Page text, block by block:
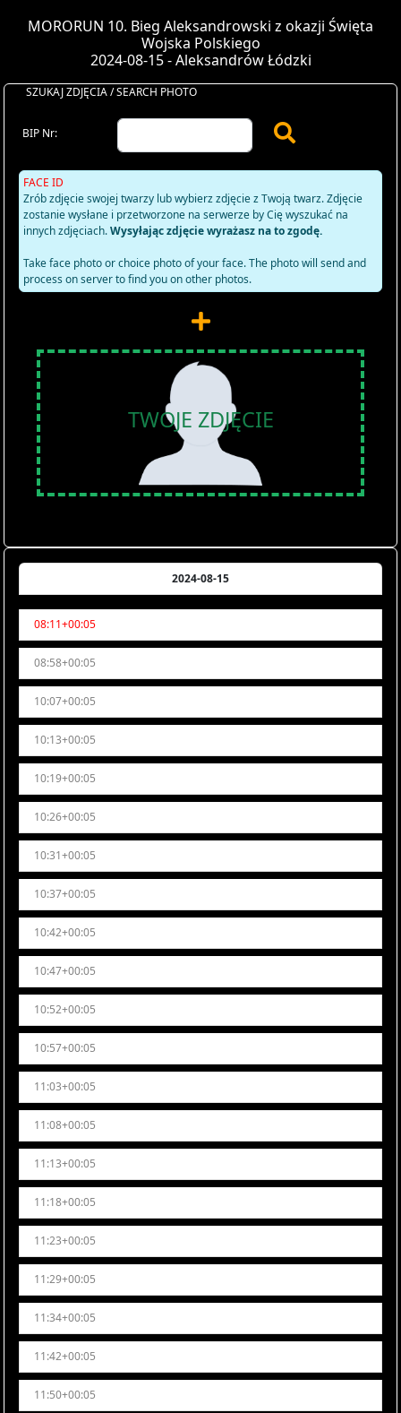
MORORUN 10. Bieg Aleksandrowski z okazji Święta
Wojska Polskiego
2024-08-15 - Aleksandrów Łódzki
SZUKAJ ZDJĘCIA / SEARCH PHOTO
BIP Nr:
FACE ID
Zrób zdjęcie swojej twarzy lub wybierz zdjęcie z Twoją twarz. Zdjęcie
zostanie wysłane i przetworzone na serwerze by Cię wyszukać na
innych zdjęciach.Wysyłając zdjęcie wyrażasz na to zgodę.
Take face photo or choice photo of your face. The photo will send and
process on server to find you on other photos.
TWOJE ZDJĘCIE
2024-08-15
08:11+00:05
08:58+00:05
10:07+00:05
10:13+00:05
10:19+00:05
10:26+00:05
10:31+00:05
10:37+00:05
10:42+00:05
10:47+00:05
10:52+00:05
10:57+00:05
11:03+00:05
11:08+00:05
11:13+00:05
11:18+00:05
11:23+00:05
11:29+00:05
11:34+00:05
11:42+00:05
11:50+00:05